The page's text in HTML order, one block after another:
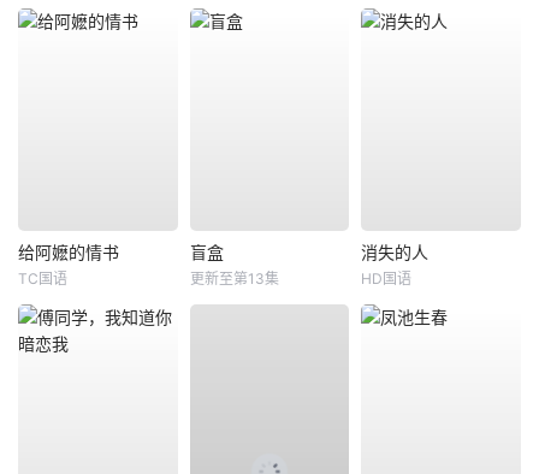
给阿嬷的情书
TC国语
盲盒
更新至第13集
消失的人
HD国语